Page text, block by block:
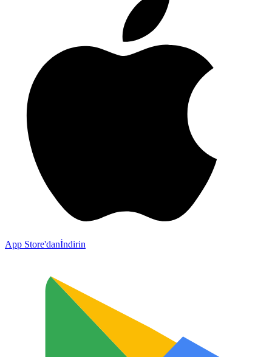
App Store'danİndirin